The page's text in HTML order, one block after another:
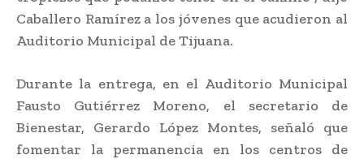
Caballero Ramírez a los jóvenes que acudieron al
Auditorio Municipal de Tijuana.
Durante la entrega, en el Auditorio Municipal
Fausto Gutiérrez Moreno, el secretario de
Bienestar, Gerardo López Montes, señaló que
fomentar la permanencia en los centros de